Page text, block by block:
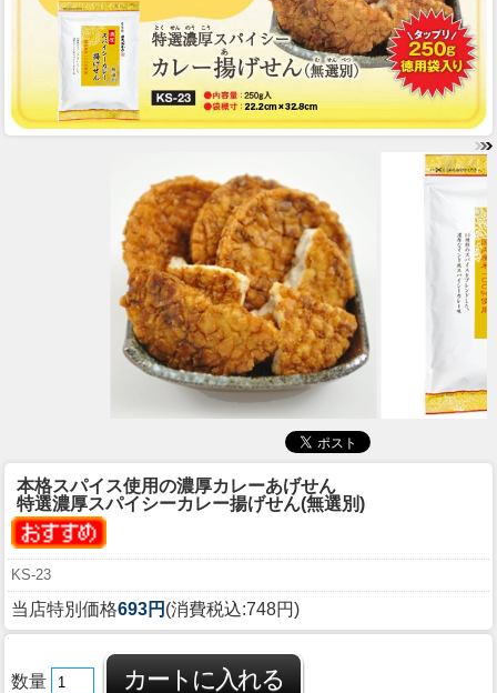
本格スパイス使用の濃厚カレーあげせん
特選濃厚スパイシーカレー揚げせん(無選別)
KS-23
当店特別価格693円 (消費税込:748円)
数量